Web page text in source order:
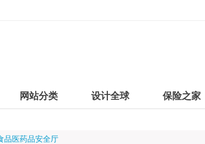
网站分类 设计全球 保险之家
品医药品安全厅